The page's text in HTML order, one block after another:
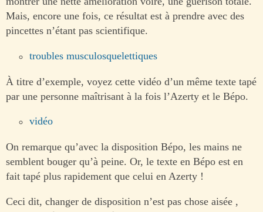
Mais, encore une fois, ce résultat est à prendre avec des
pincettes n’étant pas scientifique.
troubles musculosquelettiques
À titre d’exemple, voyez cette vidéo d’un même texte tapé
par une personne maîtrisant à la fois l’Azerty et le Bépo.
vidéo
On remarque qu’avec la disposition Bépo, les mains ne
semblent bouger qu’à peine. Or, le texte en Bépo est en
fait tapé plus rapidement que celui en Azerty !
Ceci dit, changer de disposition n’est pas chose aisée ,